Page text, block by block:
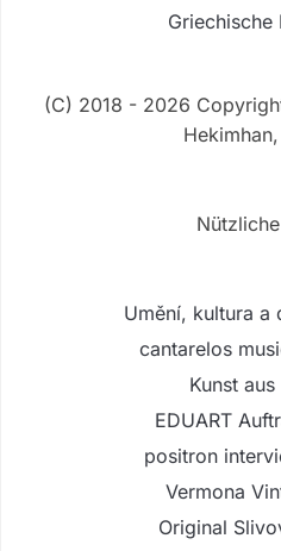
Griechische
(C) 2018 - 2026
Umění, kultura a
cantarelos
Kunst
EDUART
positron
Vermona
Original